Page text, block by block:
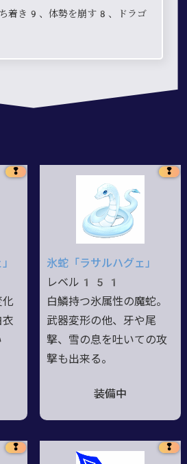
着き9、体勢を崩す8、ドラゴ
❢
衣
❢
氷蛇「ラサルハグェ」
レベル151
白鱗持つ氷属性の魔蛇。
武器変形の他、牙や尾
撃、雪の息を吐いての攻
撃も出来る。
装備中
❢ ❢